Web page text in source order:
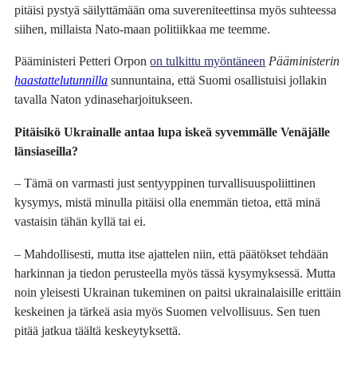
pitäisi pystyä säilyttämään oma suvereniteettinsa myös suhteessa
siihen, millaista Nato-maan politiikkaa me teemme.
Pääministeri Petteri Orponon tulkittu myöntäneen Pääministerin
haastattelutunnilla sunnuntaina, että Suomi osallistuisi jollakin
tavalla Naton ydinaseharjoitukseen.
Pitäisikö Ukrainalle antaa lupa iskeä syvemmälle Venäjälle
länsiaseilla?
– Tämä on varmasti just sentyyppinen turvallisuuspoliittinen
kysymys, mistä minulla pitäisi olla enemmän tietoa, että minä
vastaisin tähän kyllä tai ei.
– Mahdollisesti, mutta itse ajattelen niin, että päätökset tehdään
harkinnan ja tiedon perusteella myös tässä kysymyksessä. Mutta
noin yleisesti Ukrainan tukeminen on paitsi ukrainalaisille erittäin
keskeinen ja tärkeä asia myös Suomen velvollisuus. Sen tuen
pitää jatkua täältä keskeytyksettä.